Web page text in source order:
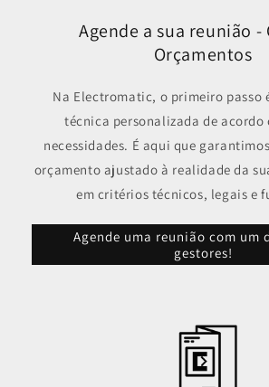
Agende a sua reunião -
Orçamentos
Na Electromatic, o primeiro passo
técnica personalizada de acordo
necessidades. É aqui que
orçamento ajustado à realidade da
em critérios técnicos, legais e
Agende uma reunião com um
gestores!